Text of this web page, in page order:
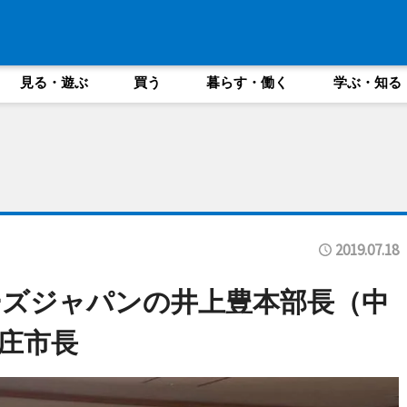
見る・遊ぶ 買う 暮らす・働く 学ぶ・知る
2019.07.18
ジャパンの井上豊本部長（中
市長